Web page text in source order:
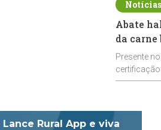
Abate
da
Presente
Rural App e viva